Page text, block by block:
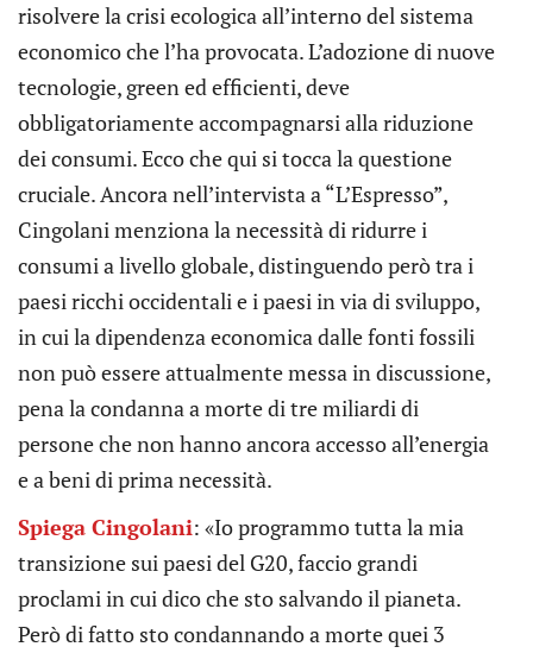
risolvere la crisi ecologica all’interno del sistema
economico che l’ha provocata. L’adozione di nuove
tecnologie, green ed efficienti, deve
obbligatoriamente accompagnarsi alla riduzione
dei consumi. Ecco che qui si tocca la questione
cruciale. Ancora nell’intervista a “L’Espresso”,
Cingolani menziona la necessità di ridurre i
consumi a livello globale, distinguendo però tra i
paesi ricchi occidentali e i paesi in via di sviluppo,
in cui la dipendenza economica dalle fonti fossili
non può essere attualmente messa in discussione,
pena la condanna a morte di tre miliardi di
persone che non hanno ancora accesso all’energia
e a beni di prima necessità.
Spiega Cingolani: «Io programmo tutta la mia
transizione sui paesi del G20, faccio grandi
proclami in cui dico che sto salvando il pianeta.
Però di fatto sto condannando a morte quei 3